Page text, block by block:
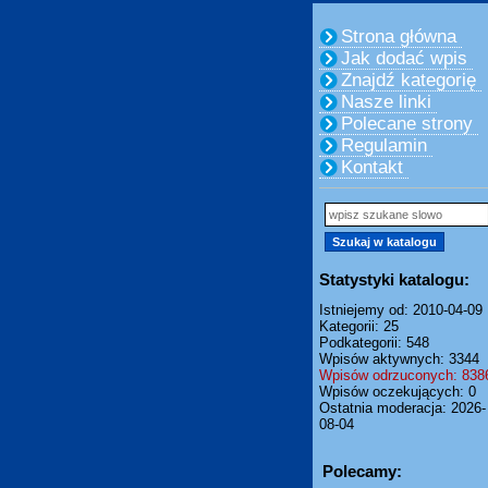
Strona główna
Jak dodać wpis
Znajdź kategorię
Nasze linki
Polecane strony
Regulamin
Kontakt
Statystyki katalogu:
Istniejemy od: 2010-04-09
Kategorii: 25
Podkategorii: 548
Wpisów aktywnych: 3344
Wpisów odrzuconych:
Wpisów oczekujących: 0
Ostatnia moderacja: 2026-
08-04
Polecamy: